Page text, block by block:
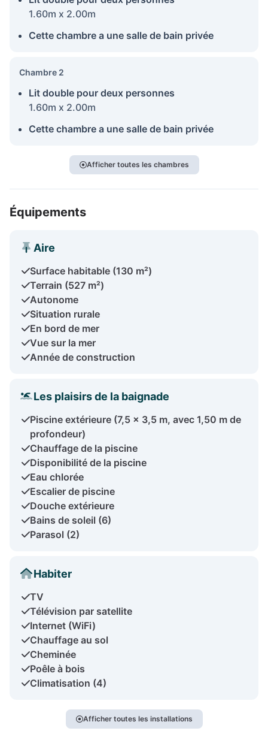
1.60m x 2.00m
Cette chambre a une salle de bain privée
Chambre 2
Lit double pour deux personnes
1.60m x 2.00m
Cette chambre a une salle de bain privée
Afficher toutes les chambres
Équipements
Aire
Surface habitable (130 m²)
Terrain (527 m²)
Autonome
Situation rurale
En bord de mer
Vue sur la mer
Année de construction
Les plaisirs de la baignade
Piscine extérieure (7,5 x 3,5 m, avec 1,50 m de
profondeur)
Chauffage de la piscine
Disponibilité de la piscine
Eau chlorée
Escalier de piscine
Douche extérieure
Bains de soleil (6)
Parasol (2)
Habiter
TV
Télévision par satellite
Internet (WiFi)
Chauffage au sol
Cheminée
Poêle à bois
Climatisation (4)
Afficher toutes les installations